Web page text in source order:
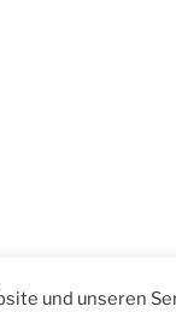
und unseren